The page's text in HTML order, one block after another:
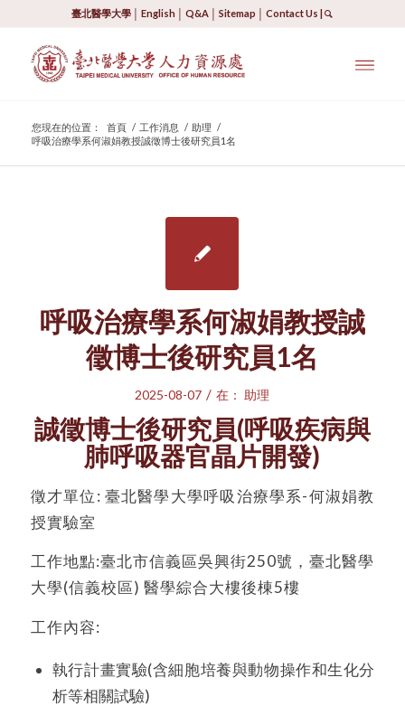
臺北醫學大學 │English │Q&A │Sitemap │Contact Us |
您現在的位置： 首頁 / 工作消息 / 助理 /
呼吸治療學系何淑娟教授誠徵博士後研究員1名
呼吸治療學系何淑娟教授誠
徵博士後研究員1名
2025-08-07 / 在： 助理
誠徵博士後研究員(呼吸疾病與
肺呼吸器官晶片開發)
徵才單位: 臺北醫學大學呼吸治療學系-何淑娟教
授實驗室
工作地點:臺北市信義區吳興街250號，臺北醫學
大學(信義校區) 醫學綜合大樓後棟5樓
工作內容:
執行計畫實驗(含細胞培養與動物操作和生化分
析等相關試驗)